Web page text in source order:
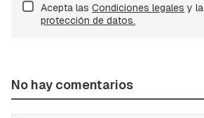
Acepta las Condiciones legales y la
protección de datos.
No hay comentarios